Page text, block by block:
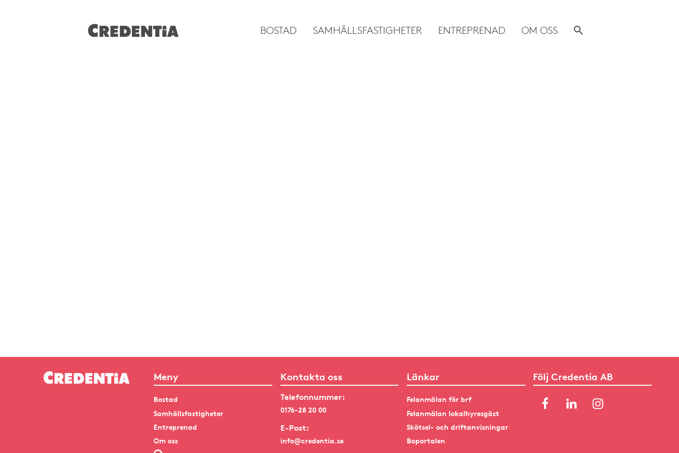
BOSTAD SAMHÄLLSFASTIGHETER ENTREPRENAD OM OSS
Meny
Bostad
Samhällsfastigheter
Entreprenad
Om oss
Kontakta oss
Telefonnummer:
0176-28 20 00
E-Post:
info@credentia.se
Länkar
Felanmälan för brf
Felanmälan lokalhyresgäst
Skötsel- och driftanvisningar
Boportalen
Följ Credentia AB